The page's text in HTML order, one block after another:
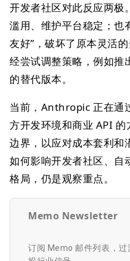
开发者社区对此反应两极
滥用、维护平台稳定；也
友好”，破坏了原本灵活
经尝试调整策略，例如推
的替代版本。
当前，Anthropic 正在通
方开发环境和商业 API
边界，以应对成本套利和
如何影响开发者社区、自
格局，仍是观察重点。
Memo Newsletter
订阅 Memo 邮件列表，过